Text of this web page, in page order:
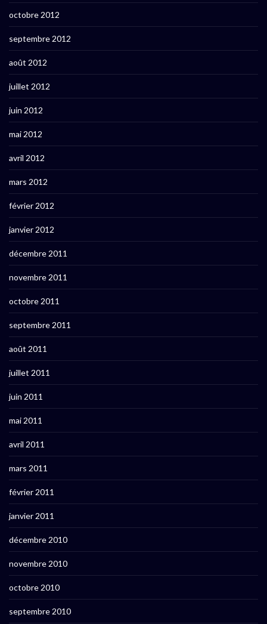
octobre 2012
septembre 2012
août 2012
juillet 2012
juin 2012
mai 2012
avril 2012
mars 2012
février 2012
janvier 2012
décembre 2011
novembre 2011
octobre 2011
septembre 2011
août 2011
juillet 2011
juin 2011
mai 2011
avril 2011
mars 2011
février 2011
janvier 2011
décembre 2010
novembre 2010
octobre 2010
septembre 2010